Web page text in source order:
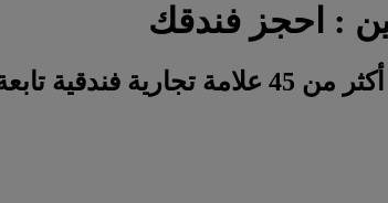
: احجز فندقك
تابعة لمجموعة أكور